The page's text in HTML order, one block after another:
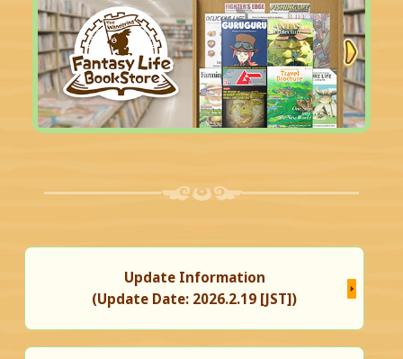
Update Information
(Update Date: 2026.2.19 [JST])